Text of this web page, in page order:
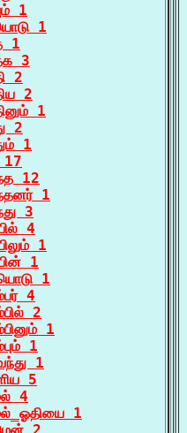
1
1
1
3
2
2
1
2
1
12
1
3
4
1
1
1
4
2
1
1
1
5
4
1